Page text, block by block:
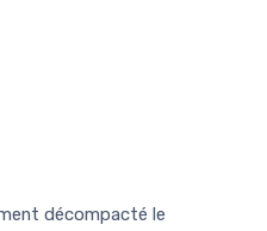
décompacté le